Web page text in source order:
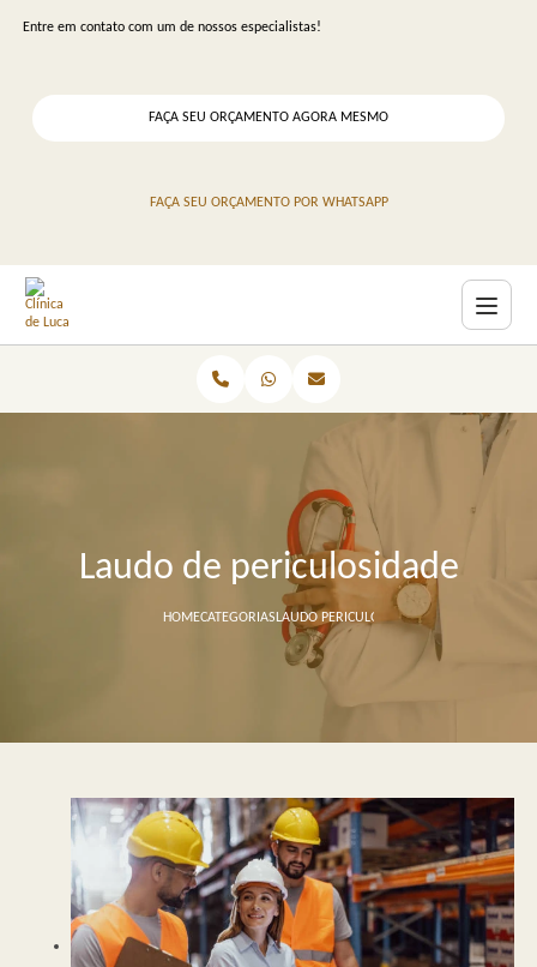
Entre em contato com um de nossos especialistas!
FAÇA SEU ORÇAMENTO AGORA MESMO
FAÇA SEU ORÇAMENTO POR WHATSAPP
HOMECATEGORIAS LAUDO PERICULOSIDADE
Laudo de periculosidade